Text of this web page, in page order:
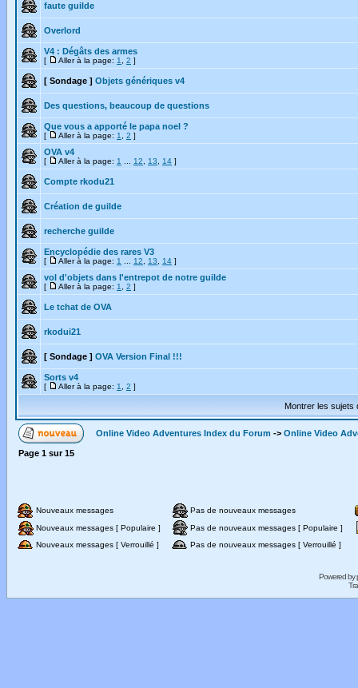
faute guilde
Overlord
V4 : Dégâts des armes
[ Aller à la page: 1 2 ]
[ Sondage ] Objets génériques v4
Des questions, beaucoup de questions
Que vous a apporté le papa noel ?
[ Aller à la page: 1 2 ]
OVA v4
[ Aller à la page: 1 12 13 14 ]
Compte rkodu21
Création de guilde
recherche guilde
Encyclopédie des rares V3
[ Aller à la page: 1 12 13 14 ]
vol d'objets dans l'entrepot de notre guilde
[ Aller à la page: 1 2 ]
Le tchat de OVA
rkodui21
[ Sondage ] OVA Version Final !!!
Sorts v4
[ Aller à la page: 1 2 ]
Montrer les sujets
Online Video Adventures Index du Forum -> Online Video
Page 1 sur15
Nouveaux messages
Pas de nouveaux messages
Nouveaux messages [ Populaire ]
Pas de nouveaux messages [ Populaire ]
Nouveaux messages [ Verrouillé ]
Pas de nouveaux messages [ Verrouillé ]
Powered by